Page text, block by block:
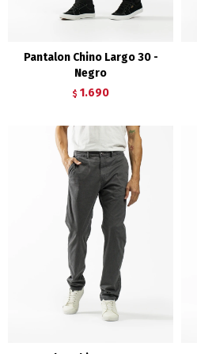
Pantalon Chino Largo 30 -
Negro
$ 1.690